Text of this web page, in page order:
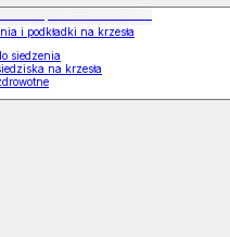
i podkładki na krzesła
siedzenia
na krzesła